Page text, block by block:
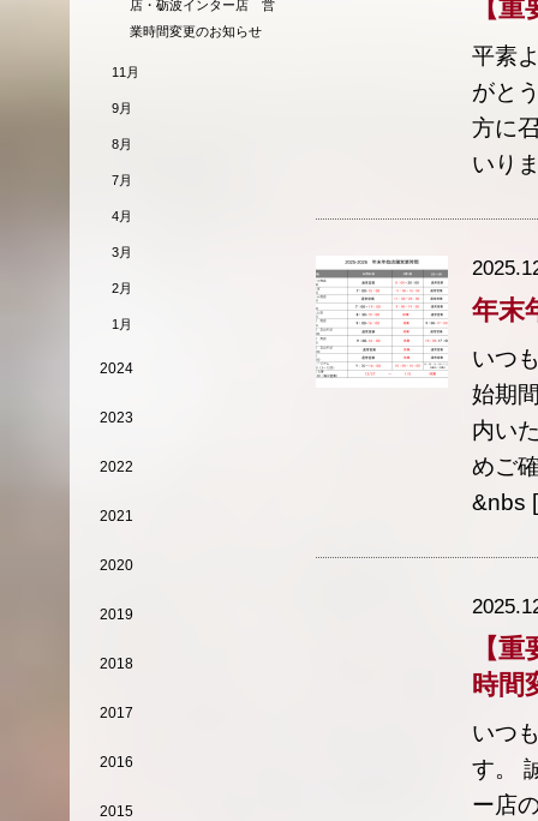
【
平素
がと
方に
いり
年末
いつ
始期
内い
めご
&nbs
【
時間
いつ
す。
ー店
店・砺波インター店 営
業時間変更のお知らせ
11月
9月
8月
7月
4月
3月
2月
1月
2024
2023
2022
2021
2020
2019
2018
2017
2016
2015